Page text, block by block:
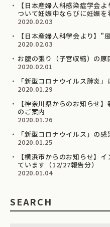
【日本産婦人科感染症学会
ついて妊娠中ならびに妊娠を
2020.02.03
【日本産婦人科学会より】”
2020.02.03
お腹の張り（子宮収縮）の
2020.02.01
「新型コロナウイルス肺炎」
2020.01.29
【神奈川県からのお知らせ
のご案内
2020.01.26
「新型コロナウイルス」の
2020.01.25
【横浜市からのお知らせ】
ています（12/27報告分）
2020.01.04
SEARCH